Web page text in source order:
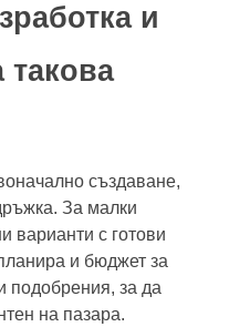
и
създаване,
За малки
варианти с готови
и бюджет за
подобрения, за да
на пазара.